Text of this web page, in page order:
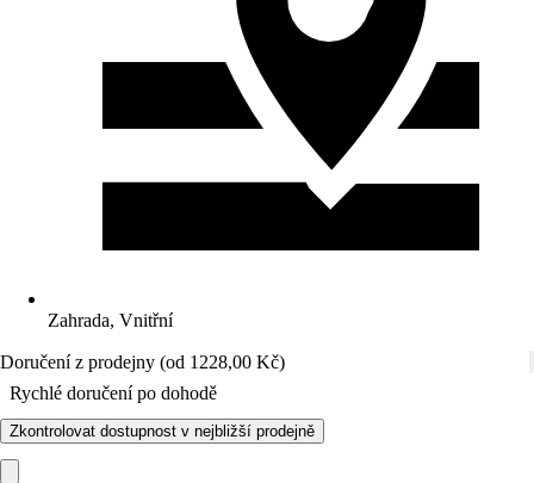
Zahrada, Vnitřní
Doručení z prodejny (od 1228,00 Kč)
Rychlé doručení po dohodě
Zkontrolovat dostupnost v nejbližší prodejně